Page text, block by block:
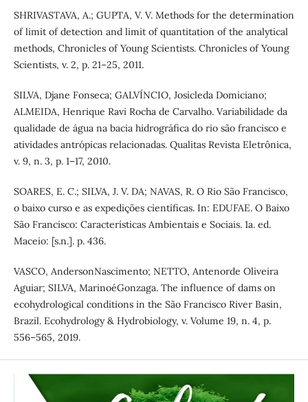
SHRIVASTAVA, A.; GUPTA, V. V. Methods for the determination
of limit of detection and limit of quantitation of the analytical
methods, Chronicles of Young Scientists. Chronicles of Young
Scientists, v. 2, p. 21–25, 2011.
SILVA, Djane Fonseca; GALVÍNCIO, Josicleda Domiciano;
ALMEIDA, Henrique Ravi Rocha de Carvalho. Variabilidade da
qualidade de água na bacia hidrográfica do rio são francisco e
atividades antrópicas relacionadas. Qualitas Revista Eletrônica,
v. 9, n. 3, p. 1–17, 2010.
SOARES, E. C.; SILVA, J. V. DA; NAVAS, R. O Rio São Francisco,
o baixo curso e as expedições científicas. In: EDUFAE. O Baixo
São Francisco: Características Ambientais e Sociais. 1a. ed.
Maceio: [s.n.]. p. 436.
VASCO, AndersonNascimento; NETTO, Antenorde Oliveira
Aguiar; SILVA, MarinoéGonzaga. The influence of dams on
ecohydrological conditions in the São Francisco River Basin,
Brazil. Ecohydrology & Hydrobiology, v. Volume 19, n. 4, p.
556–565, 2019.